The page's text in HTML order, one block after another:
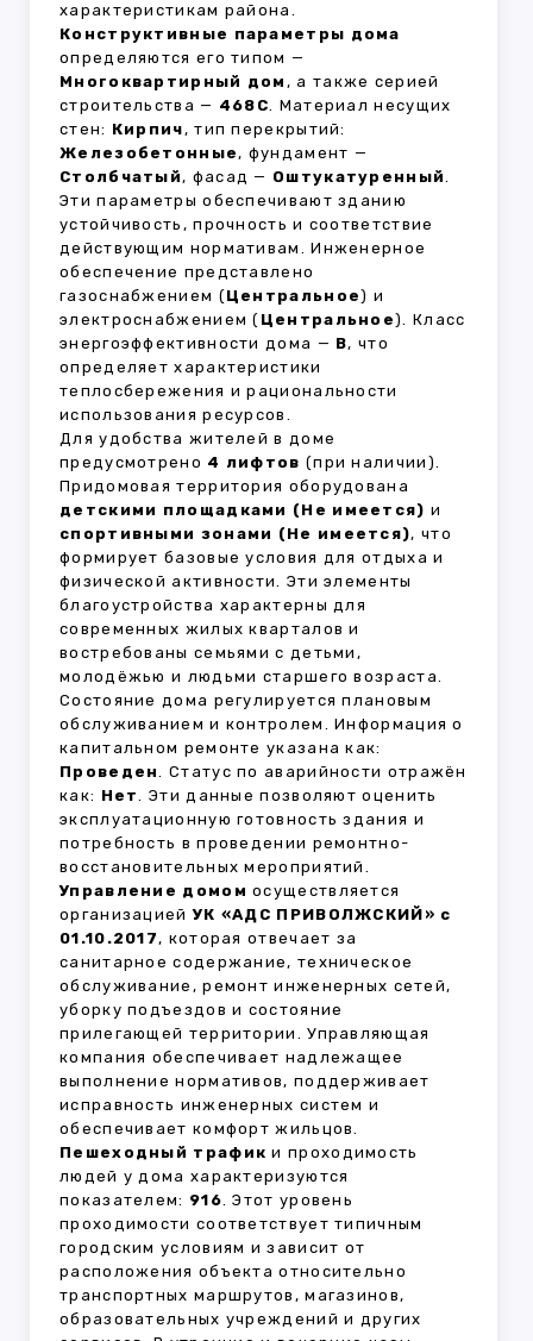
характеристикам района.
Конструктивные параметры дома
определяются его типом —
Многоквартирный дом , а также серией
строительства — 468С. Материал несущих
стен: Кирпич, тип перекрытий:
Железобетонные, фундамент —
Столбчатый, фасад — Оштукатуренный.
Эти параметры обеспечивают зданию
устойчивость, прочность и соответствие
действующим нормативам. Инженерное
обеспечение представлено
газоснабжением (Центральное) и
электроснабжением ( Центральное). Класс
энергоэффективности дома — B, что
определяет характеристики
теплосбережения и рациональности
использования ресурсов.
Для удобства жителей в доме
предусмотрено 4 лифтов (при наличии).
Придомовая территория оборудована
детскими площадками (Не имеется) и
спортивными зонами (Не имеется), что
формирует базовые условия для отдыха и
физической активности. Эти элементы
благоустройства характерны для
современных жилых кварталов и
востребованы семьями с детьми,
молодёжью и людьми старшего возраста.
Состояние дома регулируется плановым
обслуживанием и контролем. Информация о
капитальном ремонте указана как:
Проведен. Статус по аварийности отражён
как: Нет. Эти данные позволяют оценить
эксплуатационную готовность здания и
потребность в проведении ремонтно-
восстановительных мероприятий.
Управление домом осуществляется
организациейУК «АДС ПРИВОЛЖСКИЙ» с
01.10.2017, которая отвечает за
санитарное содержание, техническое
обслуживание, ремонт инженерных сетей,
уборку подъездов и состояние
прилегающей территории. Управляющая
компания обеспечивает надлежащее
выполнение нормативов, поддерживает
исправность инженерных систем и
обеспечивает комфорт жильцов.
Пешеходный трафик и проходимость
людей у дома характеризуются
показателем: 916. Этот уровень
проходимости соответствует типичным
городским условиям и зависит от
расположения объекта относительно
транспортных маршрутов, магазинов,
образовательных учреждений и других